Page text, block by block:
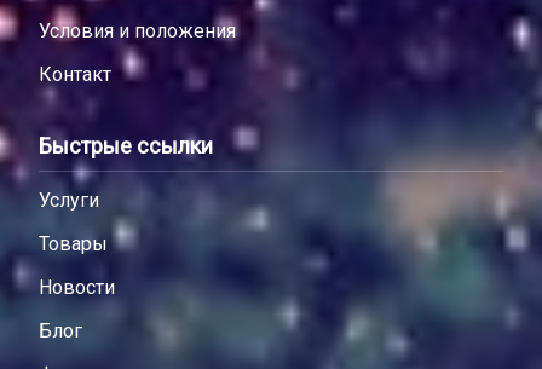
Условия и положения
Контакт
Быстрые ссылки
Услуги
Товары
Новости
Блог